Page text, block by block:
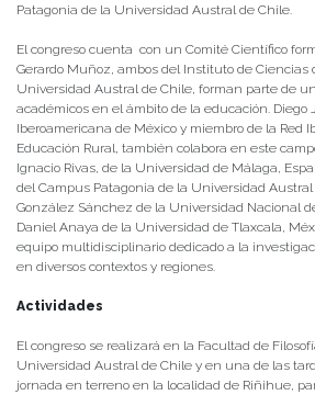
Patagonia de la Universidad Austral de Chile.
El congreso cuenta con un Comité Científico
Gerardo Muñoz, ambos del Instituto de Ciencias
Universidad Austral de Chile, forman parte de
académicos en el ámbito de la educación.
Iberoamericana de México y miembro de la Red
Educación Rural, también colabora en este
Ignacio Rivas, de la Universidad de Málaga,
del Campus Patagonia de la Universidad Austral
González Sánchez de la Universidad Nacional
Daniel Anaya de la Universidad de Tlaxcala,
equipo multidisciplinario dedicado a la
en diversos contextos y regiones.
Actividades
El congreso se realizará en la Facultad de
Universidad Austral de Chile y en una de las
jornada en terreno en la localidad de Riñihue,